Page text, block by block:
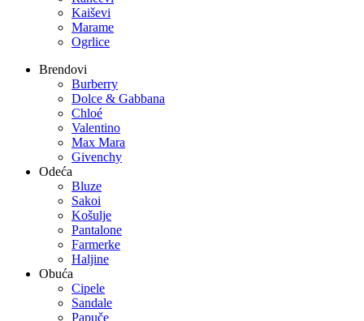
Kaiševi
Marame
Ogrlice
Brendovi
Burberry
Dolce & Gabbana
Chloé
Valentino
Max Mara
Givenchy
Odeća
Bluze
Sakoi
Košulje
Pantalone
Farmerke
Haljine
Obuća
Cipele
Sandale
Papuče